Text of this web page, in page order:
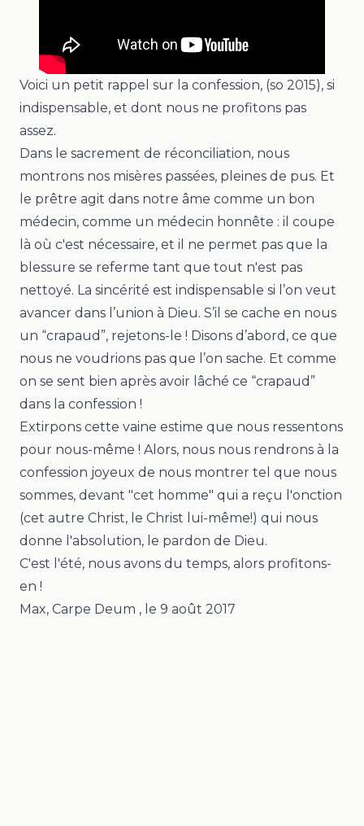
Voici un petit rappel sur la confession, (so 2015), si
indispensable, et dont nous ne profitons pas
assez.
Dans le sacrement de réconciliation, nous
montrons nos misères passées, pleines de pus. Et
le prêtre agit dans notre âme comme un bon
médecin, comme un médecin honnête : il coupe
là où c'est nécessaire, et il ne permet pas que la
blessure se referme tant que tout n'est pas
nettoyé. La sincérité est indispensable si l’on veut
avancer dans l’union à Dieu. S’il se cache en nous
un “crapaud ”, rejetons-le ! Disons d’abord, ce que
nous ne voudrions pas que l’on sache. Et comme
on se sent bien après avoir lâché ce “crapaud ”
dans la confession !
Extirpons cette vaine estime que nous ressentons
pour nous-même ! Alors, nous nous rendrons à la
confession joyeux de nous montrer tel que nous
sommes, devant "cet homme" qui a reçu l'onction
(cet autre Christ, le Christ lui-même!) qui nous
donne l'absolution, le pardon de Dieu.
C'est l'été, nous avons du temps, alors profitons-
en !
Max, Carpe Deum , le 9 août 2017